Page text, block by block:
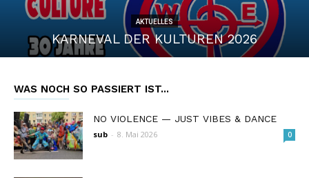
AKTUELLES
KARNEVAL DER KULTUREN 2026
WAS NOCH SO PASSIERT IST...
NO VIOLENCE — JUST VIBES & DANCE
sub - 8. Mai 2026 0